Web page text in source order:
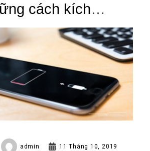
cách kích
thoại khi sập
admin 11 Tháng 10, 2019